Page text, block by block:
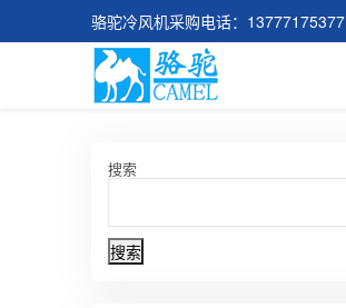
骆驼冷风机采购电话：13777175377
搜索
搜索